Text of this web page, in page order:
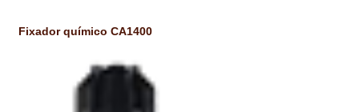
Fixador químico CA1400